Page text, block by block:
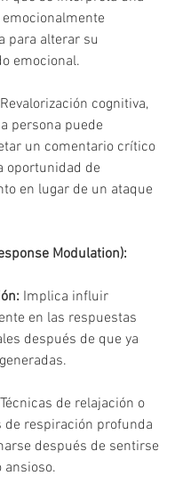
para alterar su
emocional.
Revalorización cognitiva,
persona puede
un comentario crítico
oportunidad de
en lugar de un ataque
Modulation):
Implica influir
en las respuestas
después de que ya
Técnicas de relajación o
de respiración profunda
después de sentirse
ansioso.